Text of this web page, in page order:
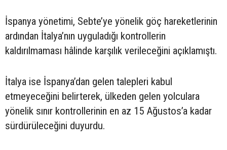
İspanya yönetimi, Sebte’ye yönelik göç hareketlerinin
ardından İtalya’nın uyguladığı kontrollerin
kaldırılmaması hâlinde karşılık verileceğini açıklamıştı.
İtalya ise İspanya’dan gelen talepleri kabul
etmeyeceğini belirterek, ülkeden gelen yolculara
yönelik sınır kontrollerinin en az 15 Ağustos’a kadar
sürdürüleceğini duyurdu.